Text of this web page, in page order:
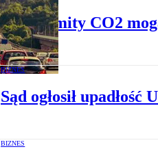
Nowe limity CO2
BIZNES
Sąd ogłosił upadłość
BIZNES